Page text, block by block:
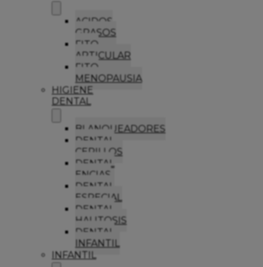
ACIDOS
GRASOS
FITO
ARTICULAR
FITO
MENOPAUSIA
HIGIENE
DENTAL
BLANQUEADORES
DENTAL
CEPILLOS
DENTAL
ENCIAS
DENTAL
ESPECIAL
DENTAL
HALITOSIS
DENTAL
INFANTIL
INFANTIL